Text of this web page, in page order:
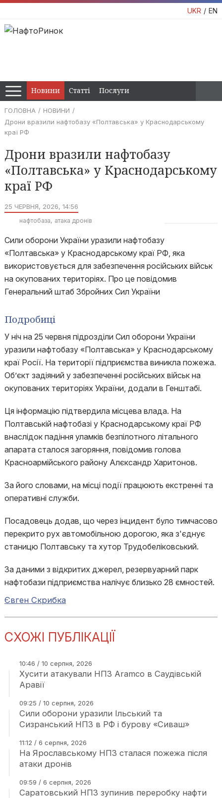
UKR EN
Новини Статті Послуги
ГОЛОВНА
НОВИНИ
Дрони вразили нафтобазу «Полтавська» у Краснодарському
краї РФ
Дрони вразили нафтобазу
«Полтавська» у Краснодарському
краї РФ
25 ЧЕРВНЯ, 2026, 14:56
нафтобаза атака дронів
Сили оборони України уразили нафтобазу
«Полтавська» у Краснодарському краї РФ, яка
використовується для забезпечення російських військ
на окупованих територіях. Про це повідомив
Генеральний штаб Збройних Сил України
Подробиці
У ніч на 25 червня підрозділи Сил оборони України
уразили нафтобазу «Полтавська» у Краснодарському
краї Росії. На території підприємства виникла пожежа.
Об’єкт задіяний у забезпеченні російських військ на
окупованих територіях України, додали в Генштабі.
Ця інформацію підтвердила місцева влада. На
Полтавській нафтобазі у Краснодарському краї РФ
внаслідок падіння уламків безпілотного літального
апарата сталося загоряння, повідомив голова
Красноармійського району Алєксандр Харитонов.
За його словами, на місці події працюють екстренні та
оперативні служби.
Посадовець додав, що через інцидент було тимчасово
перекрито рух автомобільною дорогою, яка з'єднує
станицю Полтавську та хутор Трудобеліковський.
За даними з відкритих джерел, резервуарний парк
нафтобази підприємства налічує близько 28 ємностей.
Євген Скрибка
СХОЖІ ПУБЛІКАЦІЇ
10:46 / 10 серпня, 2026
Хусити атакували НПЗ Aramco в Саудівській
Аравії
09:25 / 10 серпня, 2026
Сили оборони уразили Ільський та
Сизранський НПЗ в РФ і бурову «Сиваш»
11:12 / 6 серпня, 2026
На Ярославському НПЗ сталася пожежа після
атаки дронів
09:59 / 6 серпня, 2026
Саратовський НПЗ зупинив переробку нафти